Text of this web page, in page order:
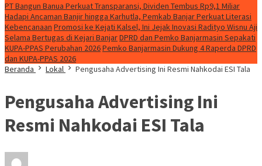
PT Bangun Banua Perkuat Transparansi, Dividen Tembus Rp9,1 Miliar
Hadapi Ancaman Banjir hingga Karhutla, Pemkab Banjar Perkuat Literasi
Kebencanaan Promosi ke Kejati Kalsel, Ini Jejak Inovasi Radityo Wisnu Aji
Selama Bertugas di Kejari BanjarDPRD dan Pemko Banjarmasin Sepakati
KUPA-PPAS Perubahan 2026Pemko Banjarmasin Dukung 4 Raperda DPRD
dan KUPA-PPAS 2026
Beranda
Lokal Pengusaha Advertising Ini Resmi Nahkodai ESI Tala
Pengusaha Advertising Ini
Resmi Nahkodai ESI Tala